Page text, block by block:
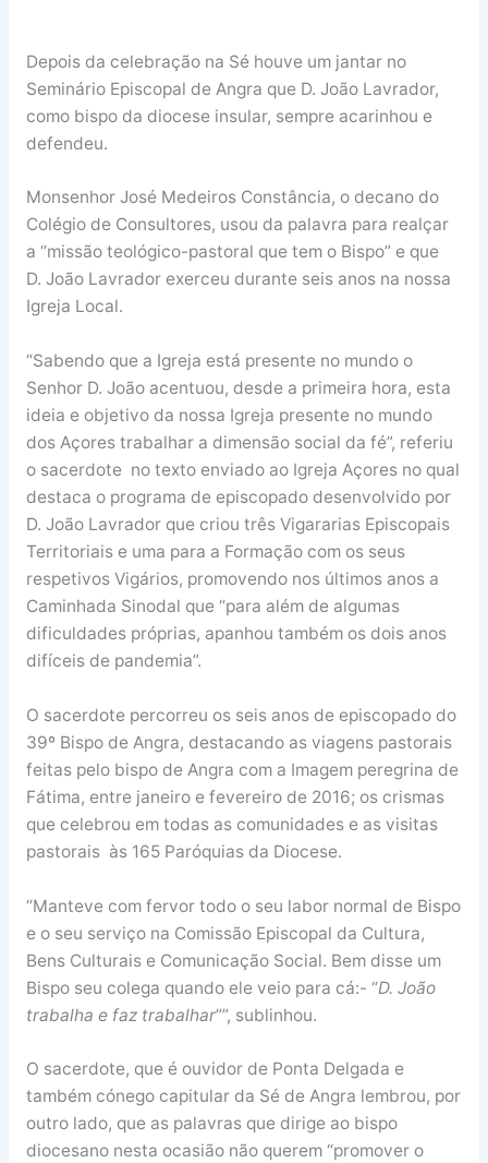
Depois da celebração na Sé houve um jantar no
Seminário Episcopal de Angra que D. João Lavrador,
como bispo da diocese insular, sempre acarinhou e
defendeu.
Monsenhor José Medeiros Constância, o decano do
Colégio de Consultores, usou da palavra para realçar
a “missão teológico-pastoral que tem o Bispo” e que
D. João Lavrador exerceu durante seis anos na nossa
Igreja Local.
“Sabendo que a Igreja está presente no mundo o
Senhor D. João acentuou, desde a primeira hora, esta
ideia e objetivo da nossa Igreja presente no mundo
dos Açores trabalhar a dimensão social da fé”, referiu
o sacerdote no texto enviado ao Igreja Açores no qual
destaca o programa de episcopado desenvolvido por
D. João Lavrador que criou três Vigararias Episcopais
Territoriais e uma para a Formação com os seus
respetivos Vigários, promovendo nos últimos anos a
Caminhada Sinodal que “para além de algumas
dificuldades próprias, apanhou também os dois anos
difíceis de pandemia”.
O sacerdote percorreu os seis anos de episcopado do
39º Bispo de Angra, destacando as viagens pastorais
feitas pelo bispo de Angra com a Imagem peregrina de
Fátima, entre janeiro e fevereiro de 2016; os crismas
que celebrou em todas as comunidades e as visitas
pastorais às 165 Paróquias da Diocese.
“Manteve com fervor todo o seu labor normal de Bispo
e o seu serviço na Comissão Episcopal da Cultura,
Bens Culturais e Comunicação Social. Bem disse um
Bispo seu colega quando ele veio para cá:- “D. João
trabalha e faz trabalhar””, sublinhou.
O sacerdote, que é ouvidor de Ponta Delgada e
também cónego capitular da Sé de Angra lembrou, por
outro lado, que as palavras que dirige ao bispo
diocesano nesta ocasião não querem “promover o